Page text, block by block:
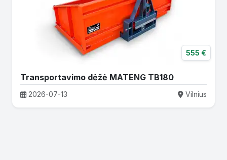
555 €
Transportavimo dėžė MATENG TB180
2026-07-13 Vilnius